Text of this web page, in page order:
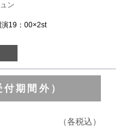
ン
19：00×2st
期間外）
（各税込）